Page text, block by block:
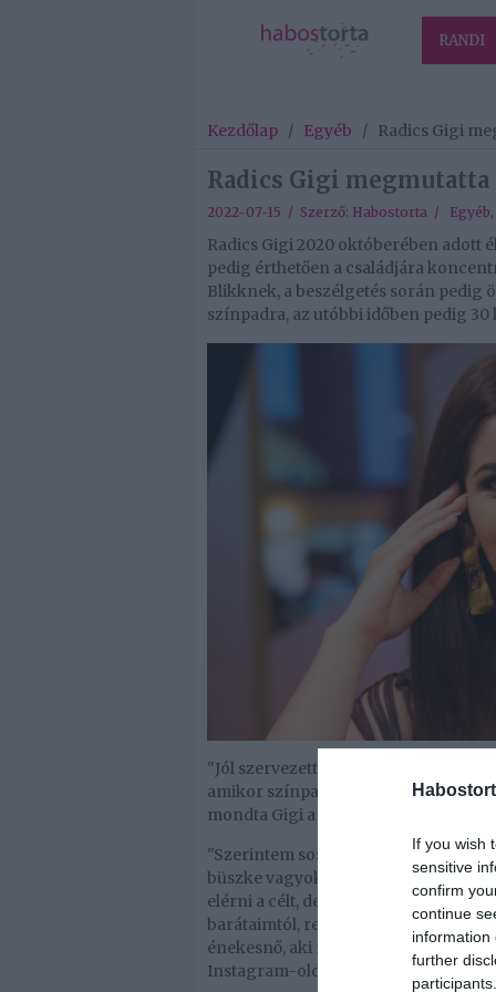
If you wish
sensitive
confirm
continue
information
further
RANDI
Kezdőlap / Egyéb / Radics Gigi
Radics Gigi
2022-07-15 / Szerző: Habostorta / Egyéb,
Radics Gigi 2020 októberében adott
pedig érthetően a családjára
Blikknek, a beszélgetés során pedig
színpadra, az utóbbi időben pedig
"Jól szervezett az életem és emiatt
amikor színpadon kell lennem,
mondta Gigi a Blikknek, majd elárulta
"Szerintem sosem lehet igazán
büszke vagyok arra, hogy saját
elérni a célt, de megérte, mert
barátaimtól, rengeteg rajongótól,
énekesnő, aki most rajongói nagy
Instagram-oldalára.